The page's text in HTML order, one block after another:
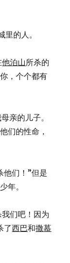
里的人。
他泊山所杀的
，个个都有
亲的儿子。
们的性命，
他们！”但是
年。
们吧！因为
了西巴和撒慕